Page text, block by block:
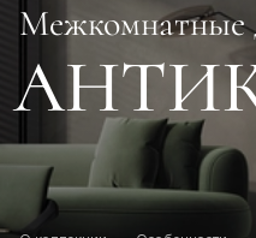
Межкомнатные